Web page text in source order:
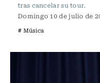
tras cancelar su tour.
Domingo 10 de julio de
# Música